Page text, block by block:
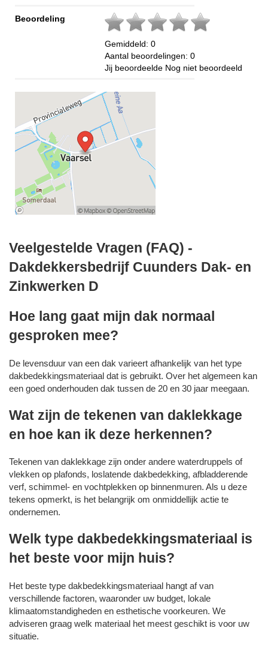
Beoordeling
Gemiddeld: 0
Aantal beoordelingen: 0
Jij beoordeelde Nog niet beoordeeld
Veelgestelde Vragen (FAQ) -
Dakdekkersbedrijf Cuunders Dak- en
Zinkwerken D
Hoe lang gaat mijn dak normaal
gesproken mee?
De levensduur van een dak varieert afhankelijk van het type
dakbedekkingsmateriaal dat is gebruikt. Over het algemeen kan
een goed onderhouden dak tussen de 20 en 30 jaar meegaan.
Wat zijn de tekenen van daklekkage
en hoe kan ik deze herkennen?
Tekenen van daklekkage zijn onder andere waterdruppels of
vlekken op plafonds, loslatende dakbedekking, afbladderende
verf, schimmel- en vochtplekken op binnenmuren. Als u deze
tekens opmerkt, is het belangrijk om onmiddellijk actie te
ondernemen.
Welk type dakbedekkingsmateriaal is
het beste voor mijn huis?
Het beste type dakbedekkingsmateriaal hangt af van
verschillende factoren, waaronder uw budget, lokale
klimaatomstandigheden en esthetische voorkeuren. We
adviseren graag welk materiaal het meest geschikt is voor uw
situatie.